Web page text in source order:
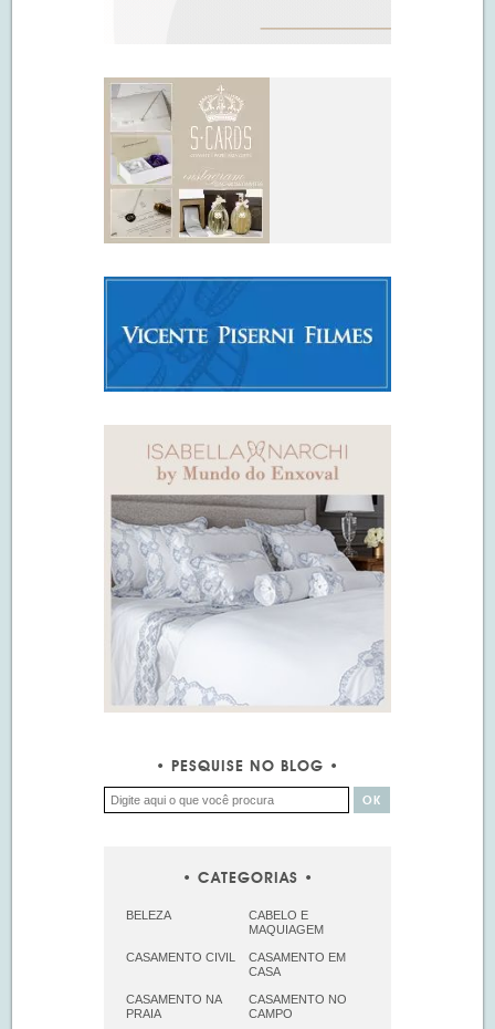
PESQUISE NO BLOG
CATEGORIAS
BELEZA
CABELO E
MAQUIAGEM
CASAMENTO CIVIL
CASAMENTO EM
CASA
CASAMENTO NA
PRAIA
CASAMENTO NO
CAMPO